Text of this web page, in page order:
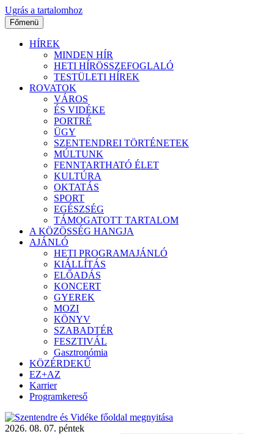
Ugrás a tartalomhoz
Főmenü
HÍREK
MINDEN HÍR
HETI HÍRÖSSZEFOGLALÓ
TESTÜLETI HÍREK
ROVATOK
VÁROS
ÉS VIDÉKE
PORTRÉ
ÜGY
SZENTENDREI TÖRTÉNETEK
MÚLTUNK
FENNTARTHATÓ ÉLET
KULTÚRA
OKTATÁS
SPORT
EGÉSZSÉG
TÁMOGATOTT TARTALOM
A KÖZÖSSÉG HANGJA
AJÁNLÓ
HETI PROGRAMAJÁNLÓ
KIÁLLÍTÁS
ELŐADÁS
KONCERT
GYEREK
MOZI
KÖNYV
SZABADTÉR
FESZTIVÁL
Gasztronómia
KÖZÉRDEKŰ
EZ+AZ
Karrier
Programkereső
2026. 08. 07. péntek